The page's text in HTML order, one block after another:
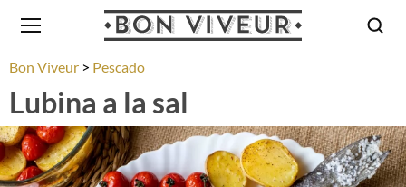
Bon Viveur Pescado
Lubina a la sal